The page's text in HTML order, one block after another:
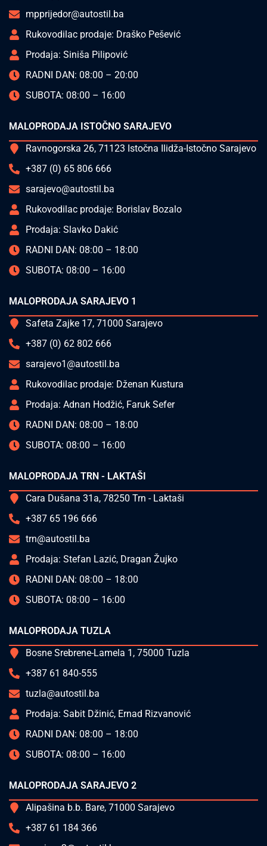
mpprijedor@autostil.ba
Rukovodilac prodaje: Draško Pešević
Prodaja: Siniša Pilipović
RADNI DAN: 08:00 – 20:00
SUBOTA: 08:00 – 16:00
MALOPRODAJA ISTOČNO SARAJEVO
Ravnogorska 26, 71123 Istočna Ilidža-Istočno Sarajevo
+387 (0) 65 806 666
sarajevo@autostil.ba
Rukovodilac prodaje: Borislav Bozalo
Prodaja: Slavko Dakić
RADNI DAN: 08:00 – 18:00
SUBOTA: 08:00 – 16:00
MALOPRODAJA SARAJEVO 1
Safeta Zajke 17, 71000 Sarajevo
+387 (0) 62 802 666
sarajevo1@autostil.ba
Rukovodilac prodaje: Dženan Kustura
Prodaja: Adnan Hodžić, Faruk Sefer
RADNI DAN: 08:00 – 18:00
SUBOTA: 08:00 – 16:00
MALOPRODAJA TRN - LAKTAŠI
Cara Dušana 31a, 78250 Trn - Laktaši
+387 65 196 666
trn@autostil.ba
Prodaja: Stefan Lazić, Dragan Žujko
RADNI DAN: 08:00 – 18:00
SUBOTA: 08:00 – 16:00
MALOPRODAJA TUZLA
Bosne Srebrene-Lamela 1, 75000 Tuzla
+387 61 840-555
tuzla@autostil.ba
Prodaja: Sabit Džinić, Ernad Rizvanović
RADNI DAN: 08:00 – 18:00
SUBOTA: 08:00 – 16:00
MALOPRODAJA SARAJEVO 2
Alipašina b.b. Bare, 71000 Sarajevo
+387 61 184 366